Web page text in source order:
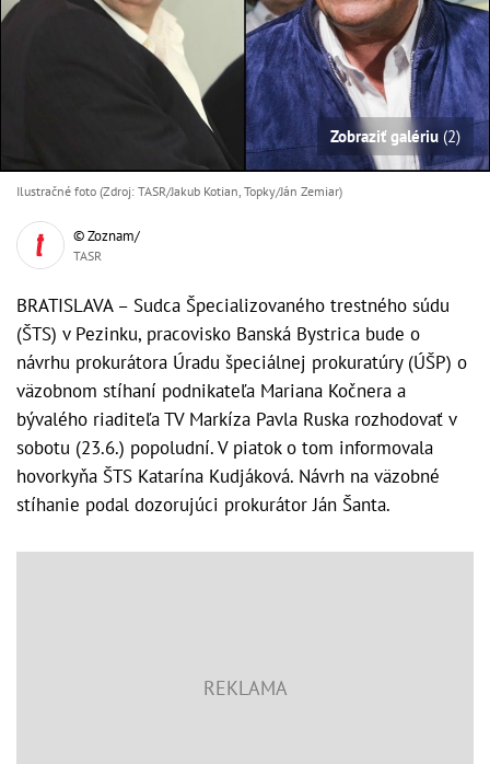
Zobraziť galériu (2)
Ilustračné foto (Zdroj: TASR/Jakub Kotian, Topky/Ján Zemiar)
© Zoznam/
TASR
BRATISLAVA – Sudca Špecializovaného trestného súdu
(ŠTS) v Pezinku, pracovisko Banská Bystrica bude o
návrhu prokurátora Úradu špeciálnej prokuratúry (ÚŠP) o
väzobnom stíhaní podnikateľa Mariana Kočnera a
bývalého riaditeľa TV Markíza Pavla Ruska rozhodovať v
sobotu (23.6.) popoludní. V piatok o tom informovala
hovorkyňa ŠTS Katarína Kudjáková. Návrh na väzobné
stíhanie podal dozorujúci prokurátor Ján Šanta.